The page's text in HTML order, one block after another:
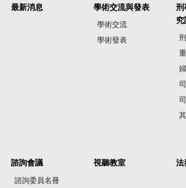
最新消息 學術交流與發表
學術交流
學術發表
刑
究
諮詢會議
諮詢委員名冊
視聽教室 法